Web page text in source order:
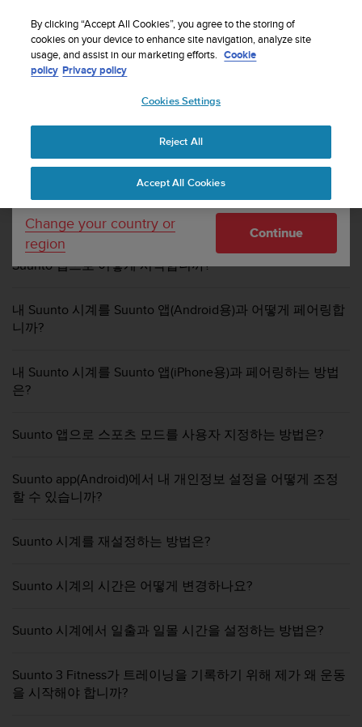
지원 Suunto 3 Fitness
SUUNTO 3 FITNESS 자주 묻는 질문(FAQ)
이러한 FAQ를 검색해서 흔히 제기되는 질문에 대한 답변을
찾습니다.
Suunto 앱으로 어떻게 시작합니까?
내 Suunto 시계를 Suunto 앱(Android용)과 어떻게 페어링합
니까?
내 Suunto 시계를 Suunto 앱(iPhone용)과 페어링하는 방법
은?
Suunto 앱으로 스포츠 모드를 사용자 지정하는 방법은?
Suunto app(Android)에서 내 개인정보 설정을 어떻게 조정
할 수 있습니까?
Suunto 시계를 재설정하는 방법은?
Suunto 시계의 시간은 어떻게 변경하나요?
Suunto 시계에서 일출과 일몰 시간을 설정하는 방법은?
Suunto 3 Fitness가 트레이닝을 기록하기 위해 제가 왜 운동
을 시작해야 합니까?
Your country or region:
United States
Currency: $ (USD)
Shipping only to United States
Change your country or
region
Continue
By clicking “Accept All Cookies”, you agree to the storing of
cookies on your device to enhance site navigation, analyze site
usage, and assist in our marketing efforts. Cookie
policy Privacy policy
Cookies Settings
Reject All
Accept All Cookies